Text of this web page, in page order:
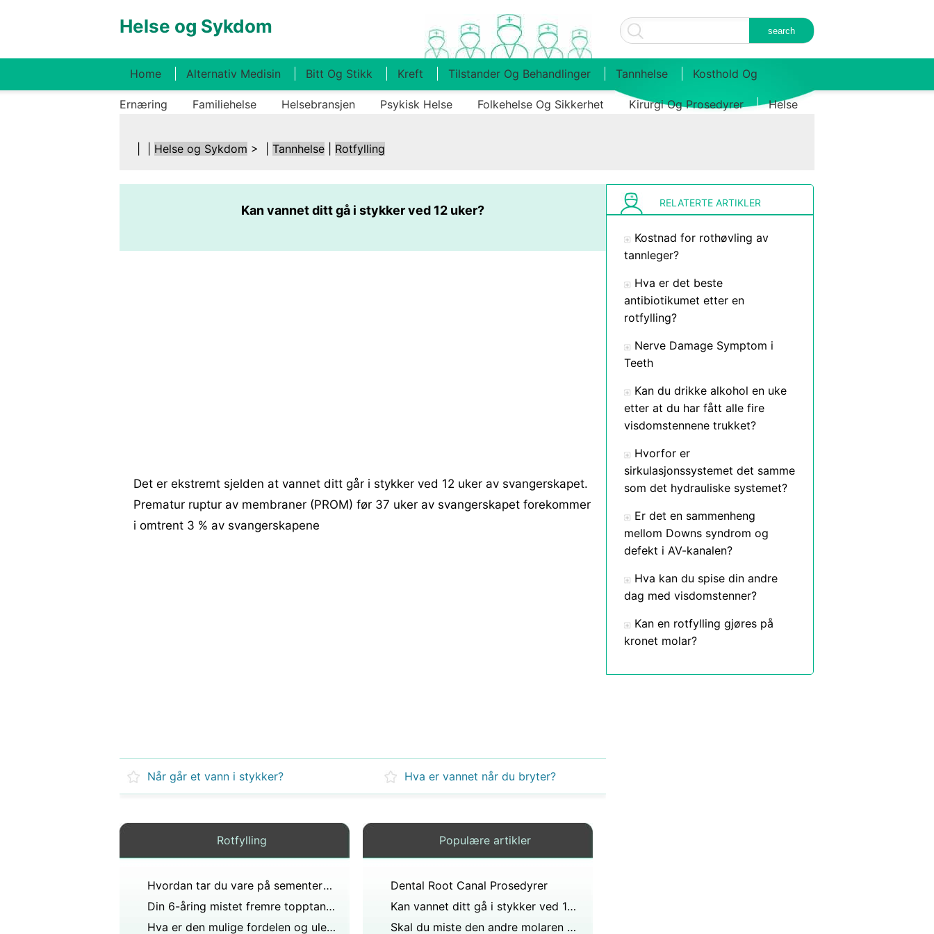
Helse og Sykdom
Home Alternativ Medisin Bitt Og Stikk Kreft Tilstander Og Behandlinger Tannhelse Kosthold Og
Ernæring Familiehelse Helsebransjen Psykisk Helse Folkehelse Og Sikkerhet Kirurgi Og Prosedyrer Helse
Helse og Sykdom > | Tannhelse Rotfylling
Kan vannet ditt gå i stykker ved 12 uker?
Det er ekstremt sjelden at vannet ditt går i stykker ved 12 uker av svangerskapet.
Prematur ruptur av membraner (PROM) før 37 uker av svangerskapet forekommer
i omtrent 3 % av svangerskapene
Når går et vann i stykker? Hva er vannet når du bryter?
Rotfylling
Hvordan tar du vare på sementert bro i munnen?
Din 6-åring mistet fremre topptann og nå er det en rød kul i stedet for hull grunn til bekymring?
Hva er den mulige fordelen og ulempen ved at pustekanalen krysser fordøyelseskanalen i halsen?
Populære artikler
Dental Root Canal Prosedyrer
Kan vannet ditt gå i stykker ved 12 uker?
Skal du miste den andre molaren din?
RELATERTE ARTIKLER
Kostnad for rothøvling av
tannleger?
Hva er det beste
antibiotikumet etter en
rotfylling?
Nerve Damage Symptom i
Teeth
Kan du drikke alkohol en uke
etter at du har fått alle fire
visdomstennene trukket?
Hvorfor er
sirkulasjonssystemet det samme
som det hydrauliske systemet?
Er det en sammenheng
mellom Downs syndrom og
defekt i AV-kanalen?
Hva kan du spise din andre
dag med visdomstenner?
Kan en rotfylling gjøres på
kronet molar?